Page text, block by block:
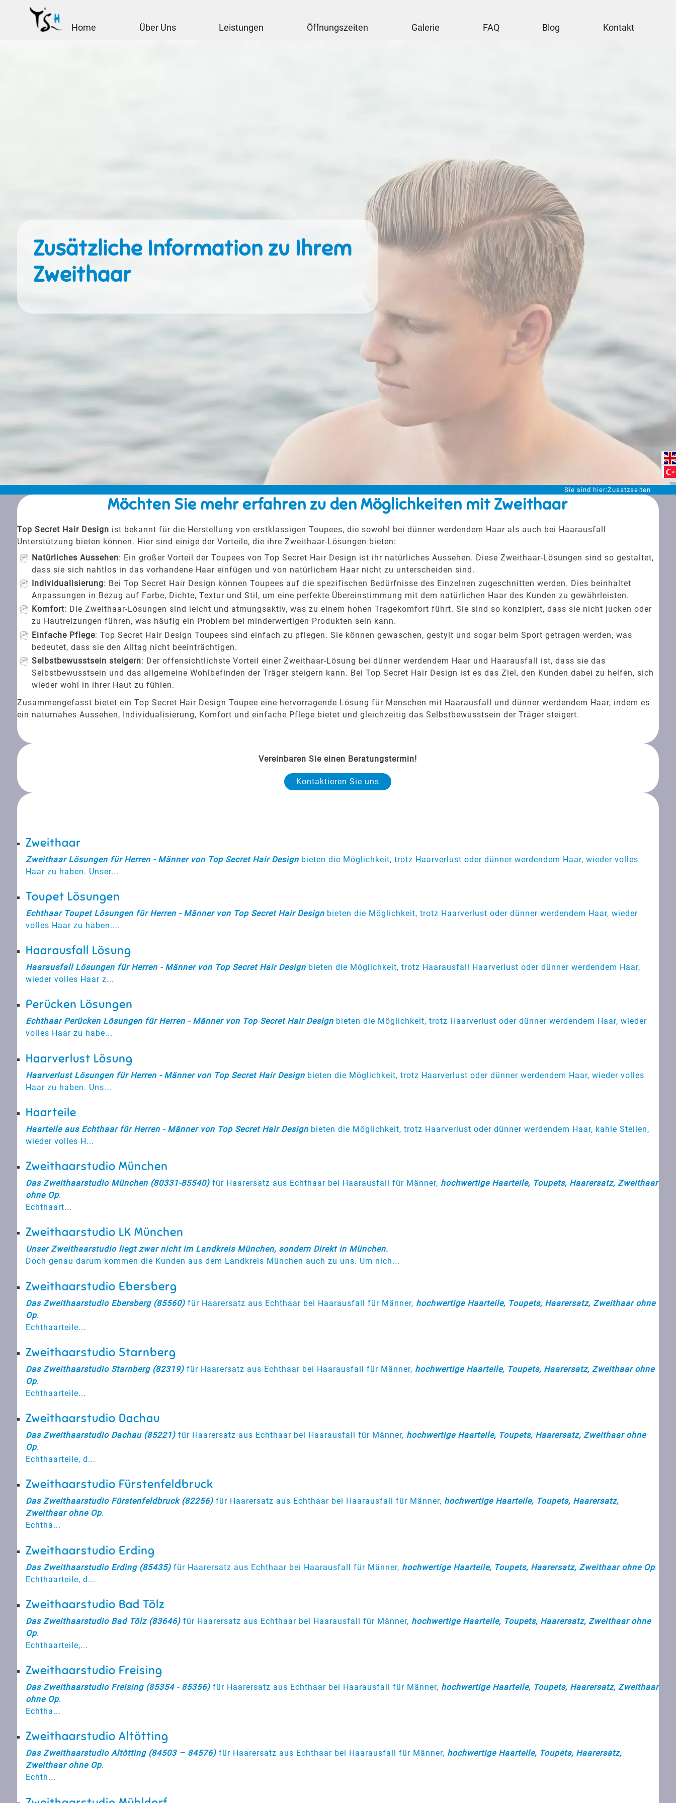
Home Über Uns Leistungen Öffnungszeiten Galerie FAQ Blog Kontakt
Zusätzliche Information zu Ihrem
Zweithaar
Sie sind hier:Zusatzseiten
Möchten Sie mehr erfahren zu den Möglichkeiten mit Zweithaar
Top Secret Hair Design ist bekannt für die Herstellung von erstklassigen Toupees, die sowohl bei dünner werdendem Haar als auch bei Haarausfall
Unterstützung bieten können. Hier sind einige der Vorteile, die ihre Zweithaar-Lösungen bieten:
Natürliches Aussehen: Ein großer Vorteil der Toupees von Top Secret Hair Design ist ihr natürliches Aussehen. Diese Zweithaar-Lösungen sind so gestaltet,
dass sie sich nahtlos in das vorhandene Haar einfügen und von natürlichem Haar nicht zu unterscheiden sind.
Individualisierung: Bei Top Secret Hair Design können Toupees auf die spezifischen Bedürfnisse des Einzelnen zugeschnitten werden. Dies beinhaltet
Anpassungen in Bezug auf Farbe, Dichte, Textur und Stil, um eine perfekte Übereinstimmung mit dem natürlichen Haar des Kunden zu gewährleisten.
Komfort: Die Zweithaar-Lösungen sind leicht und atmungsaktiv, was zu einem hohen Tragekomfort führt. Sie sind so konzipiert, dass sie nicht jucken oder
zu Hautreizungen führen, was häufig ein Problem bei minderwertigen Produkten sein kann.
Einfache Pflege: Top Secret Hair Design Toupees sind einfach zu pflegen. Sie können gewaschen, gestylt und sogar beim Sport getragen werden, was
bedeutet, dass sie den Alltag nicht beeinträchtigen.
Selbstbewusstsein steigern: Der offensichtlichste Vorteil einer Zweithaar-Lösung bei dünner werdendem Haar und Haarausfall ist, dass sie das
Selbstbewusstsein und das allgemeine Wohlbefinden der Träger steigern kann. Bei Top Secret Hair Design ist es das Ziel, den Kunden dabei zu helfen, sich
wieder wohl in ihrer Haut zu fühlen.
Zusammengefasst bietet ein Top Secret Hair Design Toupee eine hervorragende Lösung für Menschen mit Haarausfall und dünner werdendem Haar, indem es
ein naturnahes Aussehen, Individualisierung, Komfort und einfache Pflege bietet und gleichzeitig das Selbstbewusstsein der Träger steigert.
Vereinbaren Sie einen Beratungstermin!
Kontaktieren Sie uns
Zweithaar
Zweithaar Lösungen für Herren - Männer von Top Secret Hair Designbieten die Möglichkeit, trotz Haarverlust oder dünner werdendem Haar, wieder volles
Haar zu haben. Unser...
Toupet Lösungen
Echthaar Toupet Lösungen für Herren - Männer von Top Secret Hair Designbieten die Möglichkeit, trotz Haarverlust oder dünner werdendem Haar, wieder
volles Haar zu haben....
Haarausfall Lösung
Haarausfall Lösungen für Herren - Männer von Top Secret Hair Designbieten die Möglichkeit, trotz Haarausfall Haarverlust oder dünner werdendem Haar,
wieder volles Haar z...
Perücken Lösungen
Echthaar Perücken Lösungen für Herren - Männer von Top Secret Hair Designbieten die Möglichkeit, trotz Haarverlust oder dünner werdendem Haar, wieder
volles Haar zu habe...
Haarverlust Lösung
Haarverlust Lösungen für Herren - Männer von Top Secret Hair Designbieten die Möglichkeit, trotz Haarverlust oder dünner werdendem Haar, wieder volles
Haar zu haben. Uns...
Haarteile
Haarteile aus Echthaar für Herren - Männer von Top Secret Hair Designbieten die Möglichkeit, trotz Haarverlust oder dünner werdendem Haar, kahle Stellen,
wieder volles H...
Zweithaarstudio München
Das Zweithaarstudio München (80331-85540)für Haarersatz aus Echthaar bei Haarausfall für Männer, hochwertige Haarteile, Toupets, Haarersatz, Zweithaar
ohne Op.
Echthaart...
Zweithaarstudio LK München
Unser Zweithaarstudio liegt zwar nicht im Landkreis München, sondern Direkt in München.
Doch genau darum kommen die Kunden aus dem Landkreis München auch zu uns. Um nich...
Zweithaarstudio Ebersberg
Das Zweithaarstudio Ebersberg (85560)für Haarersatz aus Echthaar bei Haarausfall für Männer, hochwertige Haarteile, Toupets, Haarersatz, Zweithaar ohne
Op.
Echthaarteile...
Zweithaarstudio Starnberg
Das Zweithaarstudio Starnberg (82319)für Haarersatz aus Echthaar bei Haarausfall für Männer, hochwertige Haarteile, Toupets, Haarersatz, Zweithaar ohne
Op.
Echthaarteile...
Zweithaarstudio Dachau
Das Zweithaarstudio Dachau (85221)für Haarersatz aus Echthaar bei Haarausfall für Männer, hochwertige Haarteile, Toupets, Haarersatz, Zweithaar ohne
Op.
Echthaarteile, d...
Zweithaarstudio Fürstenfeldbruck
Das Zweithaarstudio Fürstenfeldbruck (82256)für Haarersatz aus Echthaar bei Haarausfall für Männer, hochwertige Haarteile, Toupets, Haarersatz,
Zweithaar ohne Op.
Echtha...
Zweithaarstudio Erding
Das Zweithaarstudio Erding (85435)für Haarersatz aus Echthaar bei Haarausfall für Männer, hochwertige Haarteile, Toupets, Haarersatz, Zweithaar ohne Op.
Echthaarteile, d...
Zweithaarstudio Bad Tölz
Das Zweithaarstudio Bad Tölz (83646)für Haarersatz aus Echthaar bei Haarausfall für Männer, hochwertige Haarteile, Toupets, Haarersatz, Zweithaar ohne
Op.
Echthaarteile,...
Zweithaarstudio Freising
Das Zweithaarstudio Freising (85354 - 85356)für Haarersatz aus Echthaar bei Haarausfall für Männer, hochwertige Haarteile, Toupets, Haarersatz, Zweithaar
ohne Op.
Echtha...
Zweithaarstudio Altötting
Das Zweithaarstudio Altötting (84503 – 84576)für Haarersatz aus Echthaar bei Haarausfall für Männer, hochwertige Haarteile, Toupets, Haarersatz,
Zweithaar ohne Op.
Echth...